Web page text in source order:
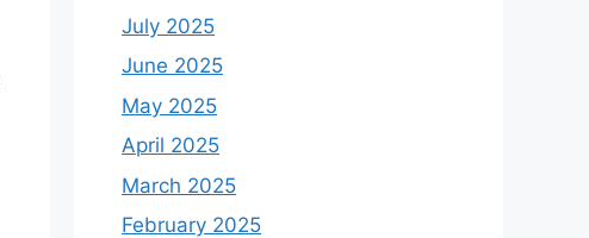
July 2025
June 2025
May 2025
April 2025
March 2025
February 2025